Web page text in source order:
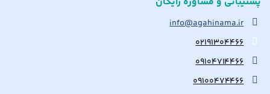
info@agahinama.ir
۰۲۱۹۱۳۰۴۴۶۶
۰۹۱۰۴۷۱۴۴۶۶
۰۹۱۰۰۴۷۴۴۶۶